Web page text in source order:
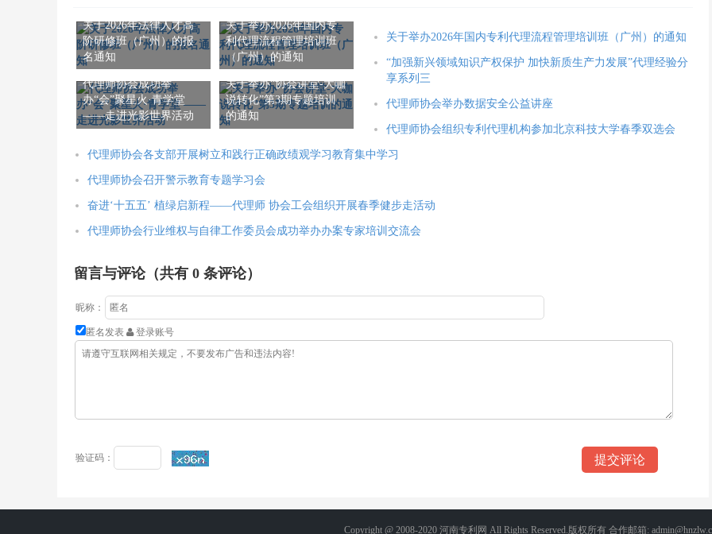
关于2026年法律人才高
阶研修班（广州）的报
名通知
关于举办2026年国内专
利代理流程管理培训班
（广州）的通知
代理师协会成功举
办“会”聚星火·青学堂
——走进光影世界活动
关于举办“协会讲堂-大咖
说转化”第3期专题培训
的通知
关于举办2026年国内专利代理流程管理培训班（广州）的通知
“加强新兴领域知识产权保护 加快新质生产力发展”代理经验分
享系列三
代理师协会举办数据安全公益讲座
代理师协会组织专利代理机构参加北京科技大学春季双选会
代理师协会各支部开展树立和践行正确政绩观学习教育集中学习
代理师协会召开警示教育专题学习会
奋进‘十五五’ 植绿启新程——代理师 协会工会组织开展春季健步走活动
代理师协会行业维权与自律工作委员会成功举办办案专家培训交流会
留言与评论（共有 0 条评论）
昵称：
匿名发表 登录账号
验证码：
Copyright @ 2008-2020 河南专利网 All Rights Reserved.版权所有 合作邮箱: